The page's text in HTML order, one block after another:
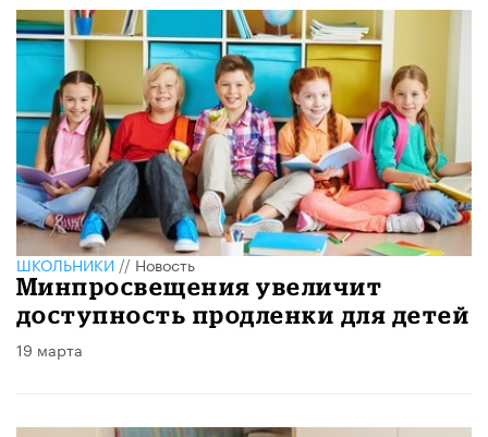
ШКОЛЬНИКИ//Новость
Минпросвещения увеличит
доступность продленки для детей
19 марта